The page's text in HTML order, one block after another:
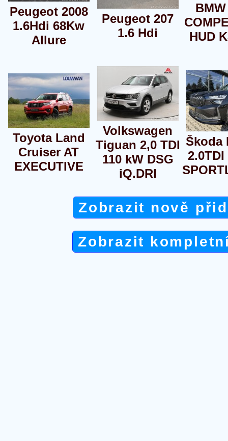
Peugeot 2008
1.6Hdi 68Kw
Allure
Peugeot 207
1.6 Hdi
HUD
Toyota Land
Cruiser AT
EXECUTIVE
Volkswagen
Tiguan 2,0 TDI
110 kW DSG
iQ.DRI
Škoda
2.0TDI
Zobrazit nově
Zobrazit